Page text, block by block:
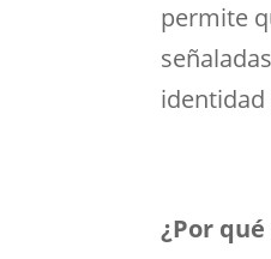
permite
identidad
¿Por